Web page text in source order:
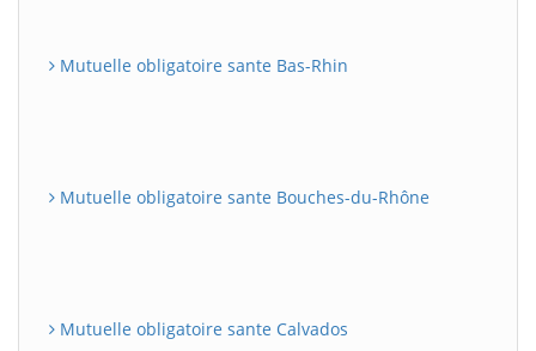
Mutuelle obligatoire sante Bas-Rhin
Mutuelle obligatoire sante Bouches-du-Rhône
Mutuelle obligatoire sante Calvados